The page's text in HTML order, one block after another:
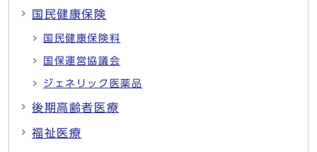
国民健康保険
国民健康保険料
国保運営協議会
ジェネリック医薬品
後期高齢者医療
福祉医療